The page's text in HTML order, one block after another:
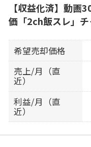
【収益化済】動画
価「2ch飯スレ」
希望売却価格
売上/月（直
近）
利益/月（直
近）